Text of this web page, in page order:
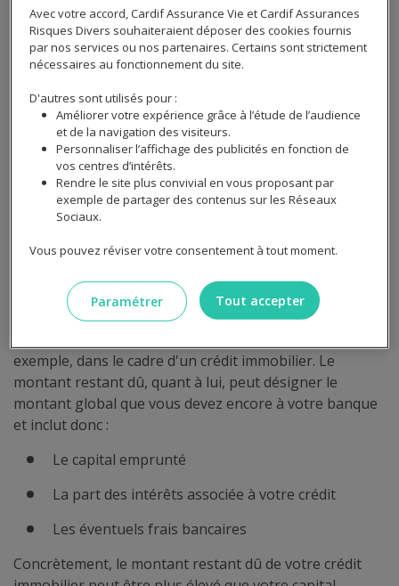
assurance de prêt ?
Le montant ou solde restant dû :
c'est quoi ?
restant dû" soient régulièrement utilisées comme des
utilisés pour désigner un concept un peu plus large. En
effet, le capital restant dû désigne la part du prêt qui a
exemple, dans le cadre d'un crédit immobilier. Le
montant restant dû, quant à lui, peut désigner le
montant global que vous devez encore à votre banque
et inclut donc :
Le capital emprunté
La part des intérêts associée à votre crédit
Les éventuels frais bancaires
Concrètement, le montant restant dû de votre crédit
Avec votre accord, Cardif Assurance Vie et Cardif Assurances
Risques Divers souhaiteraient déposer des cookies fournis
par nos services ou nos partenaires. Certains sont strictement
nécessaires au fonctionnement du site.
D'autres sont utilisés pour :
Améliorer votre expérience grâce à l’étude de l’audience
et de la navigation des visiteurs.
Personnaliser l’affichage des publicités en fonction de
vos centres d’intérêts.
Rendre le site plus convivial en vous proposant par
exemple de partager des contenus sur les Réseaux
Sociaux.
Vous pouvez réviser votre consentement à tout moment.
Tout accepter
Paramétrer